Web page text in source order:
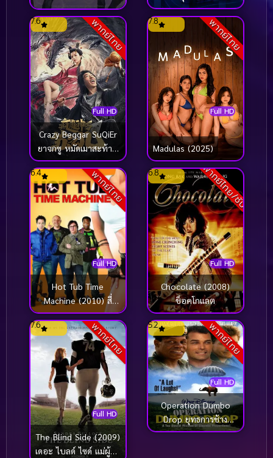
ยาโนะ เดอะ มูฟวี่ ภาค
จบการศึกษา (2023)
(2025)
พากย์ไทย
Full HD
7.6
Crazy Beggar SuQiEr
ยาจกซู หมัดเมาสะท้าน
ฟ้า (2020)
พากย์ไทย
Full HD
7.8
Madulas (2025)
พากย์ไทย
Full HD
6.4
Hot Tub Time
Machine (2010) สี่
เกลอเจาะเวลาป่วนอดีต
พากย์ไทย/ซับ
Full HD
6.8
Chocolate (2008)
ช็อคโกแลต
พากย์ไทย
Full HD
7.6
The Blind Side (2009)
เดอะ ไบลด์ ไซด์ แม่ผู้นี้มี
พากย์ไทย
Full HD
5.2
Operation Dumbo
Drop ยุทธการช้าง
ลอยฟ้า (1995)